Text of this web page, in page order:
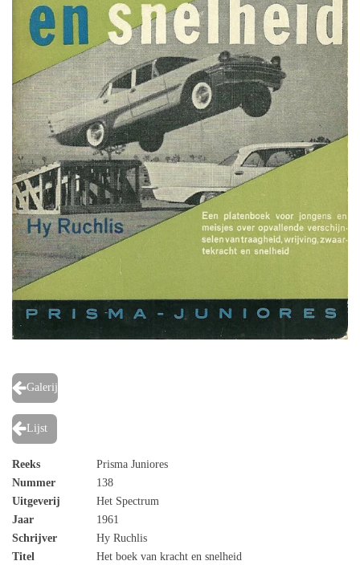
Galerij
Lijst
Reeks
Prisma Juniores
Nummer
138
Uitgeverij
Het Spectrum
Jaar
1961
Schrijver
Hy Ruchlis
Titel
Het boek van kracht en snelheid